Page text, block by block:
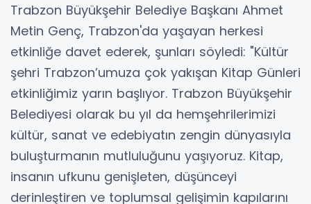
Trabzon Büyükşehir Belediye Başkanı Ahmet
Metin Genç, Trabzon'da yaşayan herkesi
etkinliğe davet ederek, şunları söyledi: "Kültür
şehri Trabzon’umuza çok yakışan Kitap Günleri
etkinliğimiz yarın başlıyor. Trabzon Büyükşehir
Belediyesi olarak bu yıl da hemşehrilerimizi
kültür, sanat ve edebiyatın zengin dünyasıyla
buluşturmanın mutluluğunu yaşıyoruz. Kitap,
insanın ufkunu genişleten, düşünceyi
derinleştiren ve toplumsal gelişimin kapılarını